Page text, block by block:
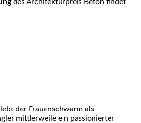
des Architekturpreis Beton findet
der Frauenschwarm als
mittlerweile ein passionierter